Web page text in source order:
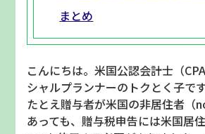
まとめ
こんにちは。米国公認会計士（CPA
シャルプランナーのトクとく子で
たとえ贈与者が米国の非居住者（
あっても、贈与税申告には米国居